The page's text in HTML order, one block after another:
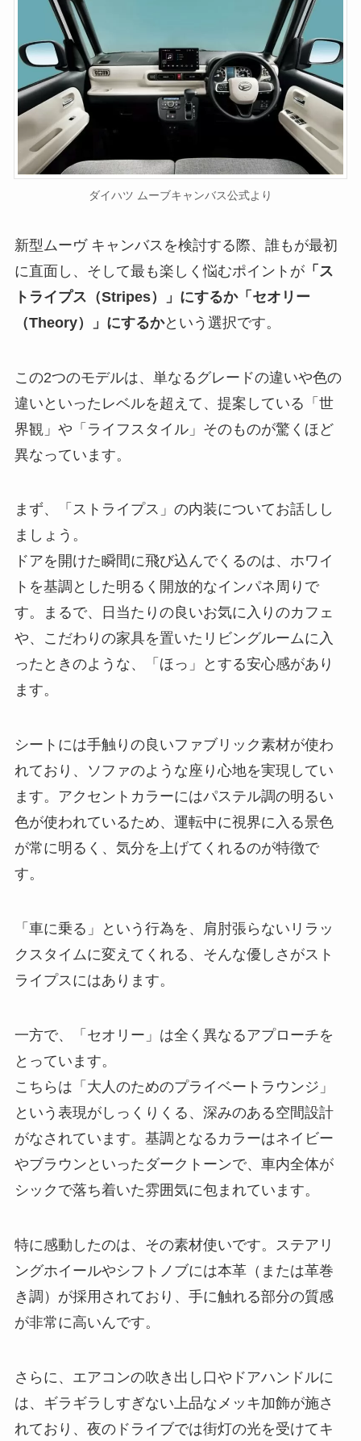
ダイハツ ムーブキャンバス公式より
新型ムーヴ キャンバスを検討する際、誰もが最初
に直面し、そして最も楽しく悩むポイントが「ス
トライプス（Stripes）」にするか「セオリー
（Theory）」にするかという選択です。
この2つのモデルは、単なるグレードの違いや色の
違いといったレベルを超えて、提案している「世
界観」や「ライフスタイル」そのものが驚くほど
異なっています。
まず、「ストライプス」の内装についてお話しし
ましょう。
ドアを開けた瞬間に飛び込んでくるのは、ホワイ
トを基調とした明るく開放的なインパネ周りで
す。まるで、日当たりの良いお気に入りのカフェ
や、こだわりの家具を置いたリビングルームに入
ったときのような、「ほっ」とする安心感があり
ます。
シートには手触りの良いファブリック素材が使わ
れており、ソファのような座り心地を実現してい
ます。アクセントカラーにはパステル調の明るい
色が使われているため、運転中に視界に入る景色
が常に明るく、気分を上げてくれるのが特徴で
す。
「車に乗る」という行為を、肩肘張らないリラッ
クスタイムに変えてくれる、そんな優しさがスト
ライプスにはあります。
一方で、「セオリー」は全く異なるアプローチを
とっています。
こちらは「大人のためのプライベートラウンジ」
という表現がしっくりくる、深みのある空間設計
がなされています。基調となるカラーはネイビー
やブラウンといったダークトーンで、車内全体が
シックで落ち着いた雰囲気に包まれています。
特に感動したのは、その素材使いです。ステアリ
ングホイールやシフトノブには本革（または革巻
き調）が採用されており、手に触れる部分の質感
が非常に高いんです。
さらに、エアコンの吹き出し口やドアハンドルに
は、ギラギラしすぎない上品なメッキ加飾が施さ
れており、夜のドライブでは街灯の光を受けてキ